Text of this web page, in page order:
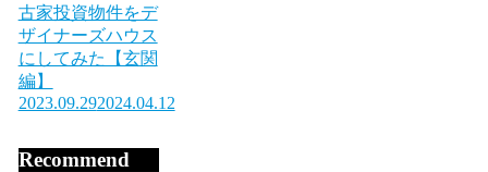
古家投資物件をデ
ザイナーズハウス
にしてみた【玄関
編】
2023.09.292024.04.12
Recommend